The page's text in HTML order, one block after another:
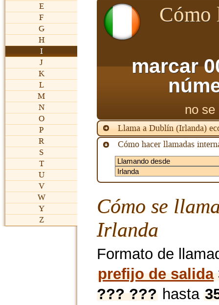
E
F
G
H
I
J
K
L
M
N
O
P
R
S
T
U
V
W
Y
Z
Cómo
marcar
no
Llama a Dublín (Irlanda)
Cómo hacer llamadas
Cómo se
Irlanda
Formato de
prefijo de salida
??? ??? hasta